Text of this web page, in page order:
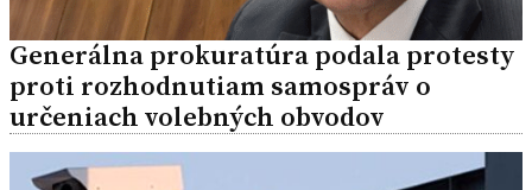
Generálna prokuratúra podala protesty
proti rozhodnutiam samospráv o
určeniach volebných obvodov